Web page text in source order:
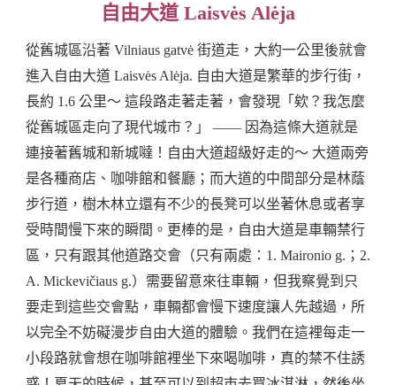
自由大道 Laisvės Alėja
從舊城區沿著 Vilniaus gatvė 街道走，大約一公里後就會
進入自由大道 Laisvės Alėja. 自由大道是繁華的步行街，
長約 1.6 公里～ 這段路走著走著，會發現「欸？我怎麼
從舊城區走向了現代城市？」 —— 因為這條大道就是
連接著舊城和新城噠！自由大道超級好走的～ 大道兩旁
是各種商店、咖啡館和餐廳；而大道的中間部分是林蔭
步行道，樹木林立還有不少的長凳可以坐著休息或者享
受時間慢下來的瞬間。更棒的是，自由大道是車輛禁行
區，只有跟其他道路交會（只有兩處：1. Maironio g.；2.
A. Mickevičiaus g.）需要留意來往車輛，但我察覺到只
要走到這些交會點，車輛都會慢下速度讓人先越過，所
以完全不妨礙漫步自由大道的體驗。我們在這裡每走一
小段路就會想在咖啡館裡坐下來喝咖啡，真的禁不住誘